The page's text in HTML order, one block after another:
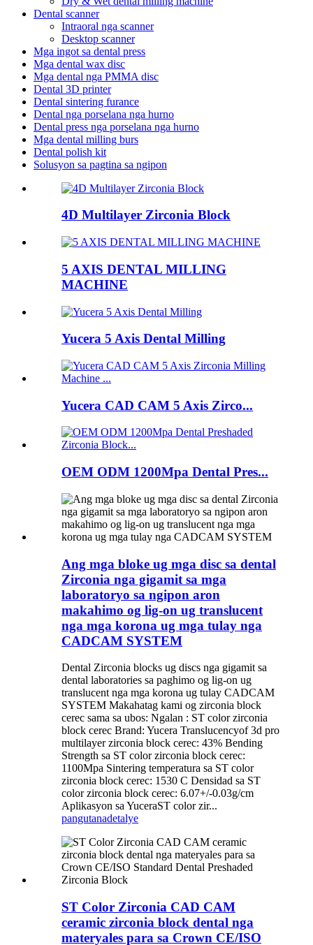
Dental scanner
Intraoral nga scanner
Desktop scanner
Mga ingot sa dental press
Mga dental wax disc
Mga dental nga PMMA disc
Dental 3D printer
Dental sintering furance
Dental nga porselana nga hurno
Dental press nga porselana nga hurno
Mga dental milling burs
Dental polish kit
Solusyon sa pagtina sa ngipon
4D Multilayer Zirconia Block
5 AXIS DENTAL MILLING
MACHINE
Yucera 5 Axis Dental Milling
Yucera CAD CAM 5 Axis Zirco...
OEM ODM 1200Mpa Dental Pres...
Ang mga bloke ug mga disc sa dental
Zirconia nga gigamit sa mga
laboratoryo sa ngipon aron
makahimo og lig-on ug translucent
nga mga korona ug mga tulay nga
CADCAM SYSTEM
Dental Zirconia blocks ug discs nga gigamit sa
dental laboratories sa paghimo og lig-on ug
translucent nga mga korona ug tulay CADCAM
SYSTEM Makahatag kami og zirconia block
cerec sama sa ubos: Ngalan : ST color zirconia
block cerec Brand: Yucera Translucencyof 3d pro
multilayer zirconia block cerec: 43% Bending
Strength sa ST color zirconia block cerec:
1100Mpa Sintering temperatura sa ST color
zirconia block cerec: 1530 C Densidad sa ST
color zirconia block cerec: 6.07+/-0.03g/cm
Aplikasyon sa YuceraST color zir...
pangutanadetalye
ST Color Zirconia CAD CAM
ceramic zirconia block dental nga
materyales para sa Crown CE/ISO